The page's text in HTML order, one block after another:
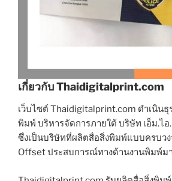
เกี่ยวกับ Thaidigitalprint.com
เว็บไซต์ Thaidigitalprint.com ดำเนินธุ
พิมพ์ บริหารจัดการภายใต้ บริษัท เอ็ม.ไ
ซึ่งเป็นบริษัทที่ผลิตสื่อสิ่งพิมพ์แบบครบว
Offset ประสบการณ์ทางด้านงานพิมพ์ม